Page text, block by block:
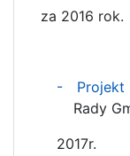
za 2016 rok.
- Projekt
Rady
2017r.